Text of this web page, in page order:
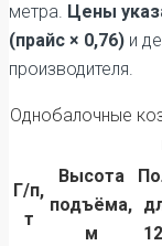
метра. Цены
(прайс × 0,76) и
производителя.
Однобалочные
Г/п,
т
Высота
подъёма,
м